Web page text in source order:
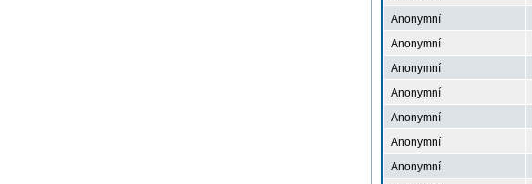
Anonymní
Anonymní
Anonymní
Anonymní
Anonymní
Anonymní
Anonymní